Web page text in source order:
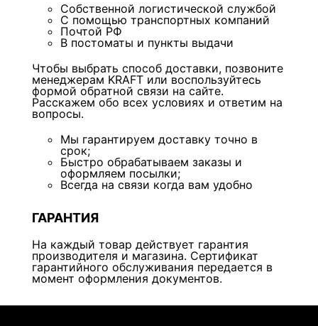
Собственной логистической службой
С помощью транспортных компаний
Почтой РФ
В постоматы и пункты выдачи
Чтобы выбрать способ доставки, позвоните
менеджерам KRAFT или воспользуйтесь
формой обратной связи на сайте.
Расскажем обо всех условиях и ответим на
вопросы.
Мы гарантируем доставку точно в
срок;
Быстро обрабатываем заказы и
оформляем посылки;
Всегда на связи когда вам удобно
ГАРАНТИЯ
На каждый товар действует гарантия
производителя и магазина. Сертификат
гарантийного обслуживания передается в
момент оформления документов.